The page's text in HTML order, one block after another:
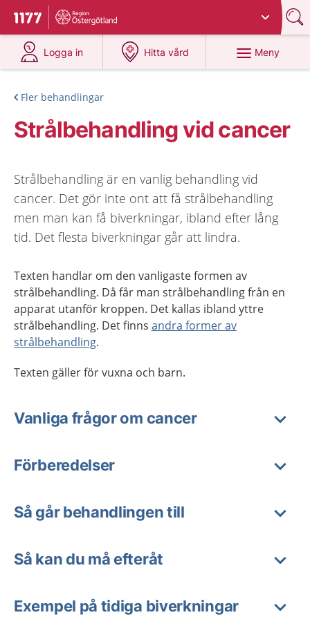
Till startsidan för 1177
Du har valt region
Logga in
på 1177.se
Hitta vård
på 1177.se
Meny
Fler behandlingar
Strålbehandling vid cancer
Strålbehandling är en vanlig behandling vid
cancer. Det gör inte ont att få strålbehandling
men man kan få biverkningar, ibland efter lång
tid. Det flesta biverkningar går att lindra.
Texten handlar om den vanligaste formen av
strålbehandling. Då får man strålbehandling från en
apparat utanför kroppen. Det kallas ibland yttre
strålbehandling. Det finns andra former av
strålbehandling.
Texten gäller för vuxna och barn.
Vanliga frågor om cancer
Förberedelser
Så går behandlingen till
Så kan du må efteråt
Exempel på tidiga biverkningar